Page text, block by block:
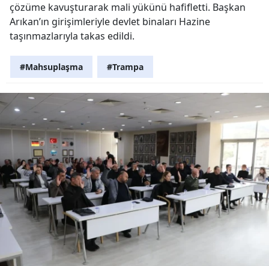
çözüme kavuşturarak mali yükünü hafifletti. Başkan
Arıkan’ın girişimleriyle devlet binaları Hazine
taşınmazlarıyla takas edildi.
#Mahsuplaşma #Trampa